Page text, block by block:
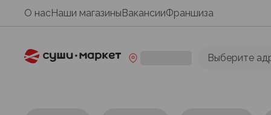
О насНаши магазиныВакансииФраншиза
Выберите